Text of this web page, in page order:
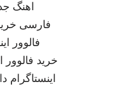
اهنگ
فارسی
فالوور
خرید فالوور
اینستاگرام